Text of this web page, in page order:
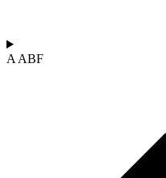
A ABF